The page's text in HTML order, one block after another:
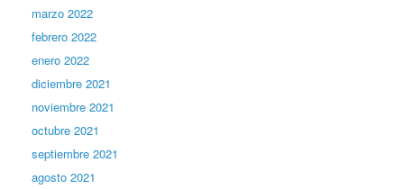
marzo 2022
febrero 2022
enero 2022
diciembre 2021
noviembre 2021
octubre 2021
septiembre 2021
agosto 2021